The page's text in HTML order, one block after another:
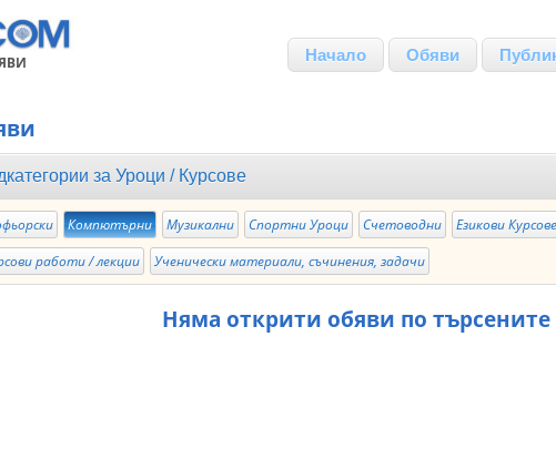
Начало Обяви
заУроци / Курсове
Компютърни Музикални Спортни Уроци Счетоводни Езикови Курсове
работи / лекции
Ученически материали, съчинения, задачи
Няма открити обяви по